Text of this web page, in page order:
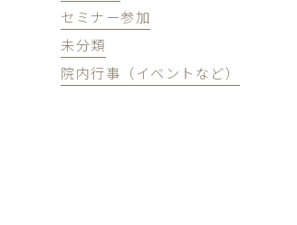
セミナー参加
未分類
院内行事（イベントなど）